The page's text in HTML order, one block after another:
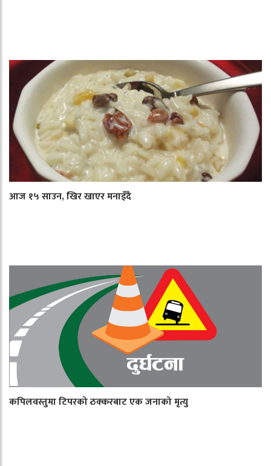
आज १५ साउन, खिर खाएर मनाइँदै
कपिलवस्तुमा टिपरको ठक्करबाट एक जनाको मृत्यु